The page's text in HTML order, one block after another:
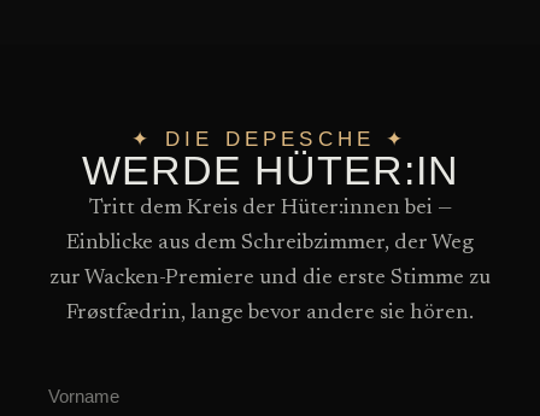
✦ DIE DEPESCHE ✦
WERDE HÜTER:IN
Tritt dem Kreis der Hüter:innen bei —
Einblicke aus dem Schreibzimmer, der Weg
zur Wacken-Premiere und die erste Stimme zu
Frøstfædrin, lange bevor andere sie hören.